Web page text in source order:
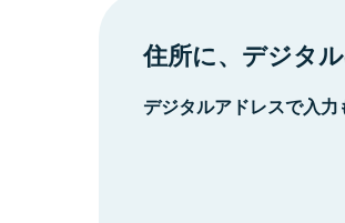
住所に、デジタル
デジタルアドレスで入